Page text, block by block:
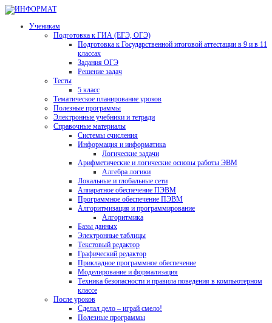
Ученикам
Подготовка к ГИА (ЕГЭ, ОГЭ)
Подготовка к Государственной итоговой аттестации в 9 и в 11
классах
Задания ОГЭ
Решение задач
Тесты
5 класс
Тематическое планирование уроков
Полезные программы
Электронные учебники и тетради
Справочные материалы
Системы счисления
Информация и информатика
Логические задачи
Арифметические и логические основы работы ЭВМ
Алгебра логики
Локальные и глобальные сети
Аппаратное обеспечение ПЭВМ
Программное обеспечение ПЭВМ
Алгоритмизация и программирование
Алгоритмика
Базы данных
Электронные таблицы
Текстовый редактор
Графический редактор
Прикладное программное обеспечение
Моделирование и формализация
Техника безопасности и правила поведения в компьютерном
классе
После уроков
Сделал дело – играй смело!
Полезные программы